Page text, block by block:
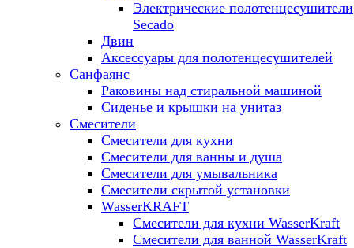
Электрические полотенцесушители
Secado
Двин
Аксессуары для полотенцесушителей
Санфаянс
Раковины над стиральной машиной
Сиденье и крышки на унитаз
Смесители
Смесители для кухни
Смесители для ванны и душа
Смесители для умывальника
Смесители скрытой установки
WasserKRAFT
Смесители для кухни WasserKraft
Смесители для ванной WasserKraft